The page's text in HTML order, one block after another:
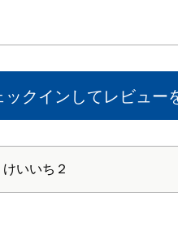
できる
です。
さい。
新美術
ックインしてレビュー
けいいち２